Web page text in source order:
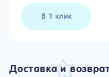
В 1 клик
Доставка и